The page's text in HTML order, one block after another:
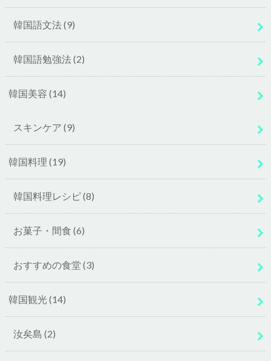
韓国語文法(9)
韓国語勉強法(2)
韓国美容 (14)
スキンケア (9)
韓国料理 (19)
韓国料理レシピ(8)
お菓子・間食 (6)
おすすめの食堂 (3)
韓国観光(14)
汝矣島 (2)